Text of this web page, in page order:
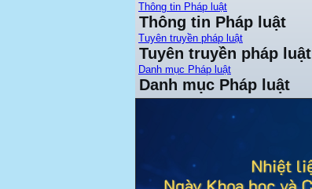
Thông tin Pháp luật
Thông tin Pháp luật
Tuyên truyền pháp luật
Tuyên truyền pháp luật
Danh mục Pháp luật
Danh mục Pháp luật